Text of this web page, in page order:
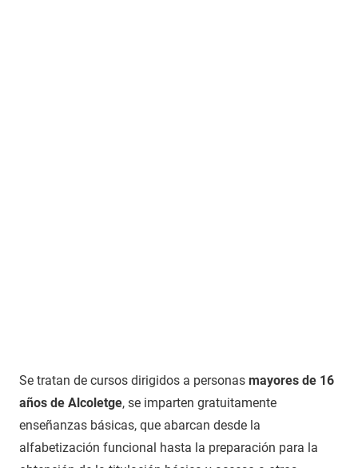
Se tratan de cursos dirigidos a personas mayores de 16
años de Alcoletge, se imparten gratuitamente
enseñanzas básicas, que abarcan desde la
alfabetización funcional hasta la preparación para la